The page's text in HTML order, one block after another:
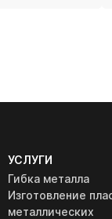
УСЛУГИ
Гибка металла
Изготовление
металлических